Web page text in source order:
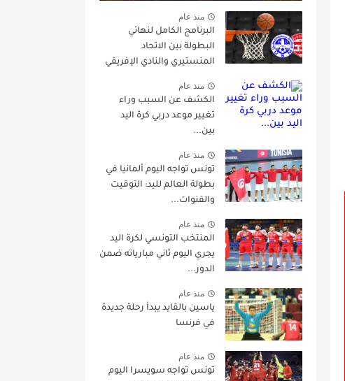
منذ عام
البرنامج الكامل لنهائي
البطولة بين الاتحاد
المنستيري والنادي الإفريقي
منذ عام
الكشف عن السبب وراء
تغيير موعد دربي كرة اليد
بين...
منذ عام
تونس تواجه اليوم ألمانيا في
بطولة العالم لليد: التوقيت
والقنوات...
منذ عام
المنتخب التونسي لكرة اليد
يجري اليوم ثاني مبارياته ضمن
الدور...
منذ عام
ياسين بالقايد يبدأ رحلة جديدة
في فرنسا
منذ عام
تونس تواجه سويسرا اليوم